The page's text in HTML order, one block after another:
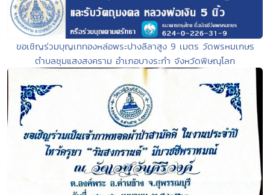
ขอเชิญร่วมบุญเททองหล่อพระปางลีลาสูง 9 เมตร วัดพรหมเกษร
ตำบลชุมแสงสงคราม อำเภอบางระกำ จังหวัดพิษณุโลก